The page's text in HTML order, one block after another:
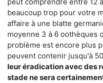
beaucoup trop pour votre
affaire à une blatte
moyenne 3 à 6 oothèques
problème est encore plus
peuvent contenir jusqu'à
leur éradication avec des
stade ne sera